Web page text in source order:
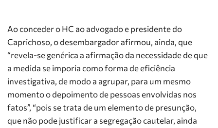
Ao conceder o HC ao advogado e presidente do
Caprichoso, o desembargador afirmou, ainda, que
“revela-se genérica a afirmação da necessidade de que
a medida se imporia como forma de eficiência
investigativa, de modo a agrupar, para um mesmo
momento o depoimento de pessoas envolvidas nos
fatos”, “pois se trata de um elemento de presunção,
que não pode justificar a segregação cautelar, ainda